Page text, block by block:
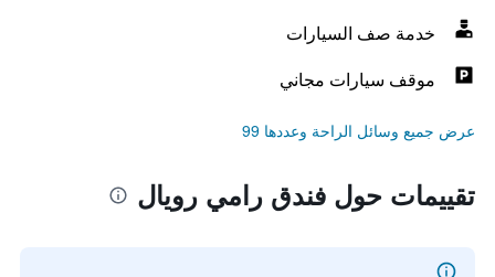
خدمة صف السيارات
موقف سيارات مجاني
عرض جميع وسائل الراحة وعددها 99
تقييمات حول فندق رامي رويال